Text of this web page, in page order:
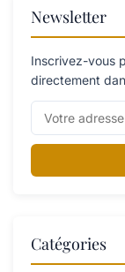
Newsletter
Inscrivez-vous
directement
Catégories